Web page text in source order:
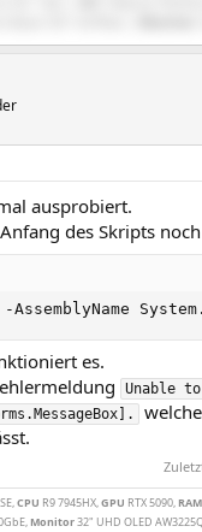
ausprobiert.
des Skripts
AssemblyName
es.
Unable
CPU R9 7945HX,GPU RTX 5090, RAM
Monitor32" UHD OLED